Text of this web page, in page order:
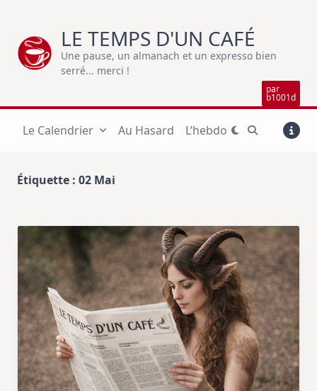
content
LE TEMPS D'UN CAFÉ
Une pause, un almanach et un expresso bien
serré... merci !
par
b1001d
Le Calendrier Au Hasard L’hebdo
Étiquette : 02 Mai